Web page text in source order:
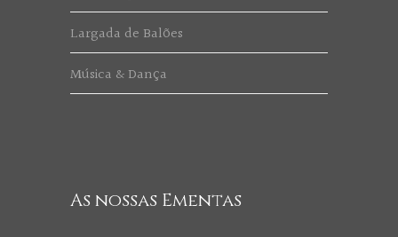
Largada de Balões
Música & Dança
As nossas Ementas